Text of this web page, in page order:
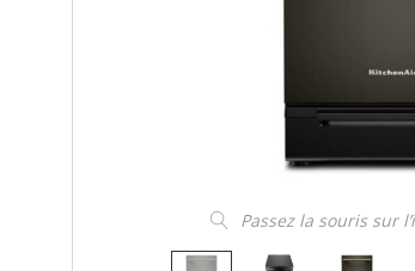
Passez la souris sur